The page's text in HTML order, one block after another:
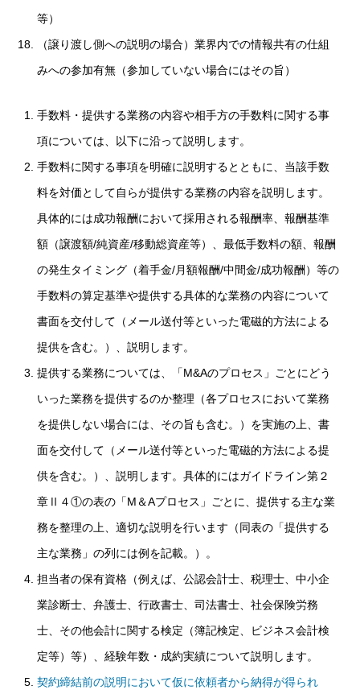
等）
（譲り渡し側への説明の場合）業界内での情報共有の仕組
みへの参加有無（参加していない場合にはその旨）
手数料・提供する業務の内容や相手方の手数料に関する事
項については、以下に沿って説明します。
手数料に関する事項を明確に説明するとともに、当該手数
料を対価として自らが提供する業務の内容を説明します。
具体的には成功報酬において採用される報酬率、報酬基準
額（譲渡額/純資産/移動総資産等）、最低手数料の額、報酬
の発生タイミング（着手金/月額報酬/中間金/成功報酬）等の
手数料の算定基準や提供する具体的な業務の内容について
書面を交付して（メール送付等といった電磁的方法による
提供を含む。）、説明します。
提供する業務については、「M&Aのプロセス」ごとにどう
いった業務を提供するのか整理（各プロセスにおいて業務
を提供しない場合には、その旨も含む。）を実施の上、書
面を交付して（メール送付等といった電磁的方法による提
供を含む。）、説明します。具体的にはガイドライン第２
章Ⅱ４①の表の「M＆Aプロセス」ごとに、提供する主な業
務を整理の上、適切な説明を行います（同表の「提供する
主な業務」の列には例を記載。）。
担当者の保有資格（例えば、公認会計士、税理士、中小企
業診断士、弁護士、行政書士、司法書士、社会保険労務
士、その他会計に関する検定（簿記検定、ビジネス会計検
定等）等）、経験年数・成約実績について説明します。
契約締結前の説明において仮に依頼者から納得が得られ